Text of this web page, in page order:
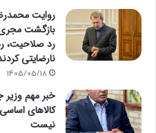
روایت
بازگشت
نارضایتی
1405/05/18
خبر مهم وزیر
کالاهای
نیست